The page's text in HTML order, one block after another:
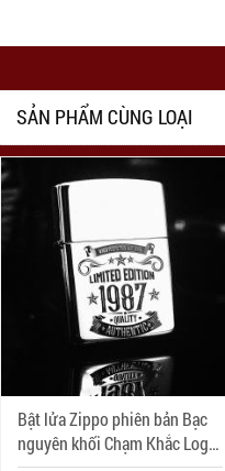
SẢN PHẨM CÙNG LOẠI
Bật lửa Zippo phiên bản Bạc
nguyên khối Chạm Khắc Logo